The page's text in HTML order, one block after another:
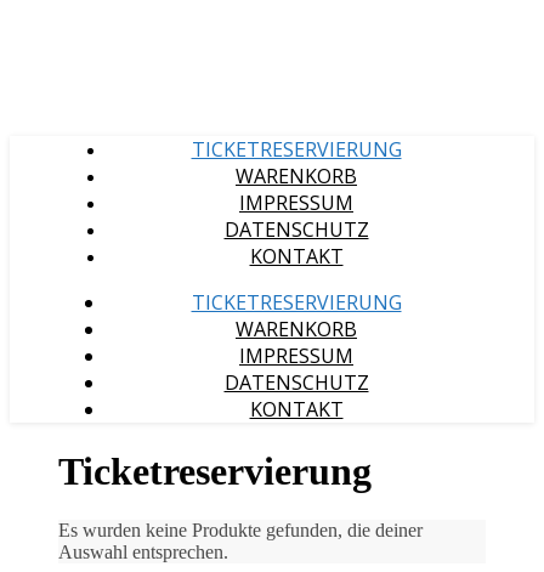
TICKETRESERVIERUNG
WARENKORB
IMPRESSUM
DATENSCHUTZ
KONTAKT
TICKETRESERVIERUNG
WARENKORB
IMPRESSUM
DATENSCHUTZ
KONTAKT
Ticketreservierung
Es wurden keine Produkte gefunden, die deiner
Auswahl entsprechen.